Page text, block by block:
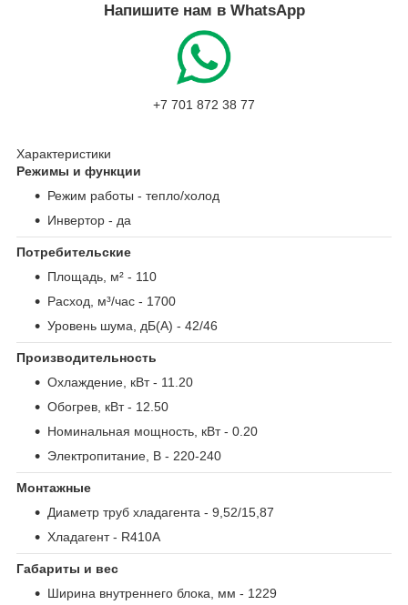
Напишите нам в WhatsApp
+7 701 872 38 77
Характеристики
Режимы и функции
Режим работы - тепло/холод
Инвертор - да
Потребительские
Площадь, м² - 110
Расход, м³/час - 1700
Уровень шума, дБ(А) - 42/46
Производительность
Охлаждение, кВт- 11.20
Обогрев, кВт- 12.50
Номинальная мощность, кВт- 0.20
Электропитание, В - 220-240
Монтажные
Диаметр труб хладагента - 9,52/15,87
Хладагент- R410A
Габариты и вес
Ширина внутреннего блока, мм - 1229